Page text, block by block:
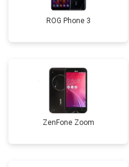
ROG Phone 3
ZenFone Zoom